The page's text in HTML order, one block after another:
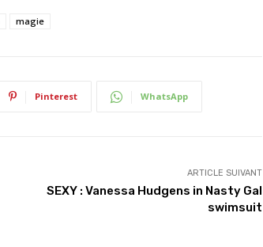
magie
Pinterest WhatsApp
ARTICLE SUIVANT
SEXY : Vanessa Hudgens in Nasty Gal
swimsuit